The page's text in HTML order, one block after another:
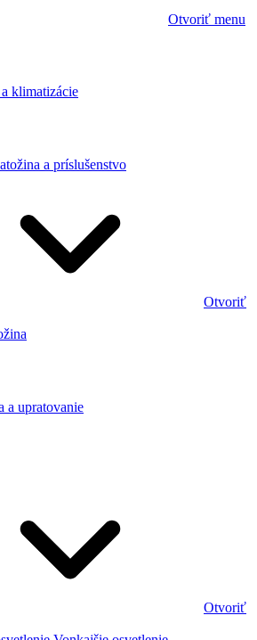
Otvoriť menu
klimatizácie
a príslušenstvo
Otvoriť
a upratovanie
Otvoriť